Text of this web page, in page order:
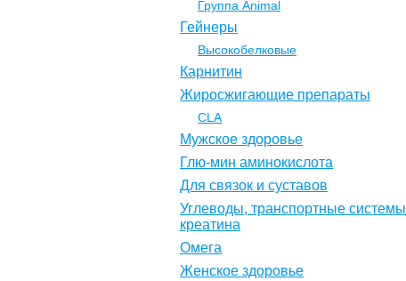
Группа Animal
Гейнеры
Высокобелковые
Карнитин
Жиросжигающие препараты
CLA
Мужское здоровье
Глю-мин аминокислота
Для связок и суставов
Углеводы, транспортные системы
креатина
Омега
Женское здоровье